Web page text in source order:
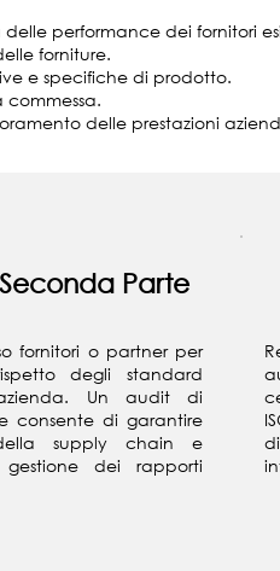
performance dei fornitori
forniture.
e specifiche di prodotto.
delle prestazioni
Parte
fornitori o partner per
degli standard
Un audit di
consente di garantire
supply chain e
dei rapporti